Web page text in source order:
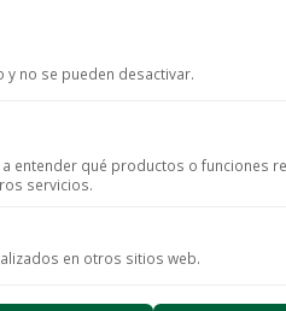
no se pueden desactivar.
entender qué productos o funciones
servicios.
lo que nos permite analizar el rendimiento de
en otros sitios web.